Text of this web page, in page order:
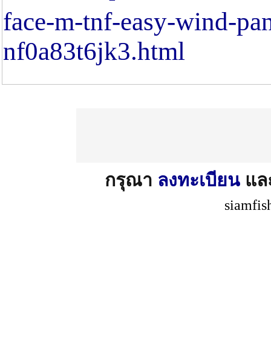
face-m-tnf-easy-wind-
nf0a83t6jk3.html
กรุณา ลงทะเบียน แ